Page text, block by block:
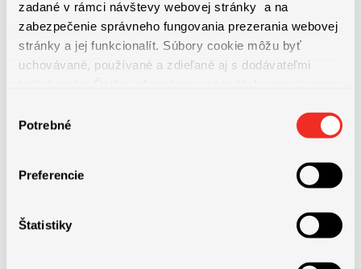
zadané v rámci návštevy webovej stránky a na
zabezpečenie správneho fungovania prezerania webovej
stránky a jej funkcionalít. Súbory cookie môžu byť
uchovávané, používané a zdieľané aj s dodávateľmi
osobných údajov
súhlasu
Potrebné
Preferencie
Štatistiky
​- mesačný bonus vo výške 12,5 % z hrubej mesačnej mzdy
​- 5 dní dovolenky navyše